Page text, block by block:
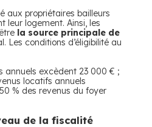
aux propriétaires bailleurs
leur logement. Ainsi, les
la source principale de
Les conditions d’éligibilité au
annuels excèdent 23 000 € ;
locatifs annuels
% des revenus du foyer
de la fiscalité